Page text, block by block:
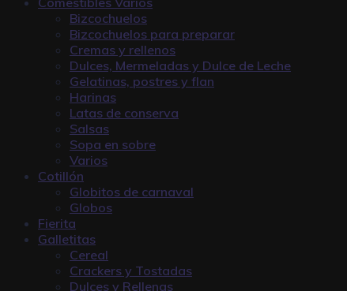
Bizcochuelos
Bizcochuelos para preparar
Cremas y rellenos
Dulces, Mermeladas y Dulce de Leche
Gelatinas, postres y flan
Harinas
Latas de conserva
Salsas
Sopa en sobre
Varios
Cotillón
Globitos de carnaval
Globos
Fierita
Galletitas
Cereal
Crackers y Tostadas
Dulces y Rellenas